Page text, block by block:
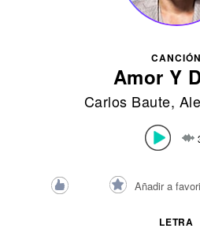
CANCIÓN
Amor Y
Carlos Baute,
Añadir a
LETRA